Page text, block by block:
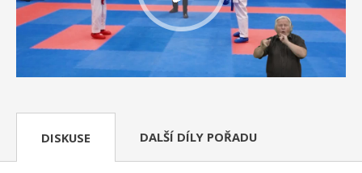
DISKUSE DALŠÍ DÍLY POŘADU